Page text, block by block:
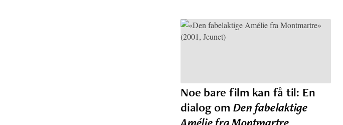
Noe bare film kan få til: En
dialog om Den fabelaktige